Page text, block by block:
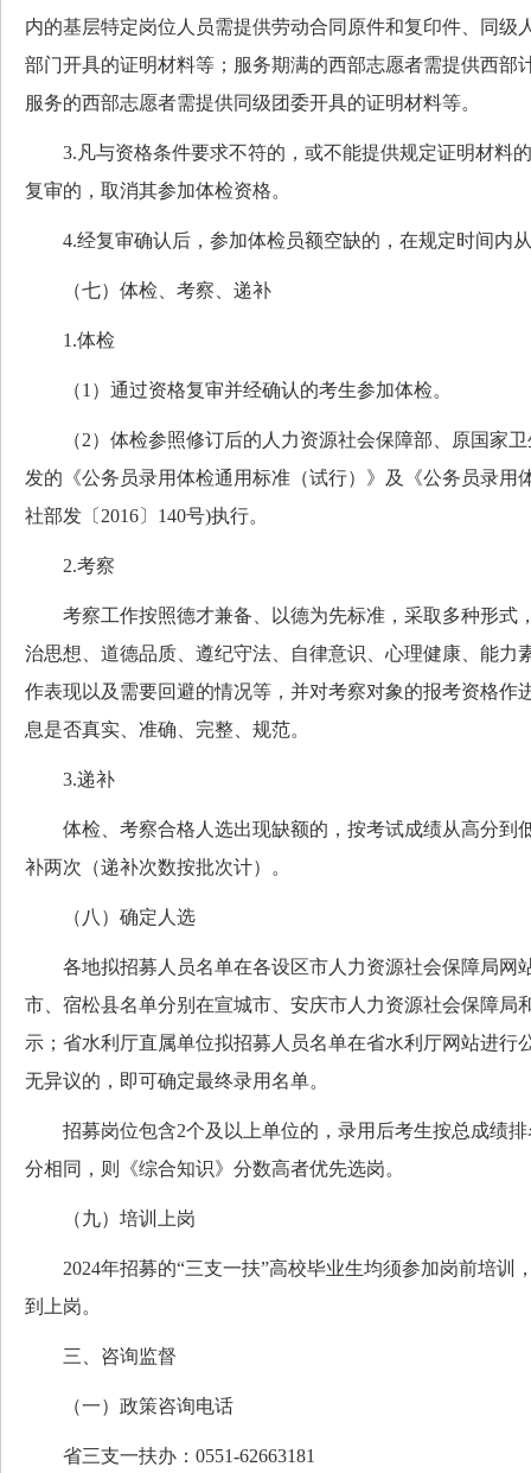
内的基层特定岗位人员需提供劳动合同原件和复印件、同级
部门开具的证明材料等；服务期满的西部志愿者需提供西部
服务的西部志愿者需提供同级团委开具的证明材料等。
3.凡与资格条件要求不符的，或不能提供规定证明材料
复审的，取消其参加体检资格。
4.经复审确认后，参加体检员额空缺的，在规定时间内
（七）体检、考察、递补
1.体检
（1）通过资格复审并经确认的考生参加体检。
（2）体检参照修订后的人力资源社会保障部、原国家卫
发的《公务员录用体检通用标准（试行）》及《公务员录用
社部发〔2016〕140号)执行。
2.考察
考察工作按照德才兼备、以德为先标准，采取多种形式
治思想、道德品质、遵纪守法、自律意识、心理健康、能力
作表现以及需要回避的情况等，并对考察对象的报考资格作
息是否真实、准确、完整、规范。
3.递补
体检、考察合格人选出现缺额的，按考试成绩从高分到
补两次（递补次数按批次计）。
（八）确定人选
各地拟招募人员名单在各设区市人力资源社会保障局网
市、宿松县名单分别在宣城市、安庆市人力资源社会保障局
示；省水利厅直属单位拟招募人员名单在省水利厅网站进行
无异议的，即可确定最终录用名单。
招募岗位包含2个及以上单位的，录用后考生按总成绩排
分相同，则《综合知识》分数高者优先选岗。
（九）培训上岗
2024年招募的“三支一扶”高校毕业生均须参加岗前培训
到上岗。
三、咨询监督
（一）政策咨询电话
省三支一扶办：0551-62663181